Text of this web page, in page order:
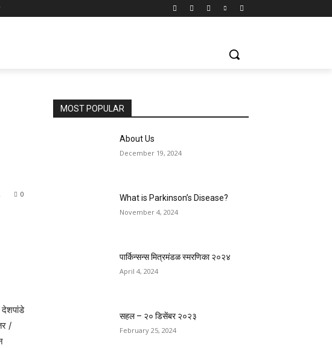
0
देशपांडे
/
MOST POPULAR
About Us
December 19, 2024
What is Parkinson’s Disease?
November 4, 2024
पार्किन्सन्स मित्रमंडळ स्मरणिका २०२४
April 4, 2024
सहल – २० डिसेंबर २०२३
February 25, 2024